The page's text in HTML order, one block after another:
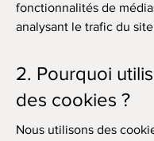
fonctionnalités de
analysant le trafic du
2. Pourquoi
des cookies ?
Nous utilisons des